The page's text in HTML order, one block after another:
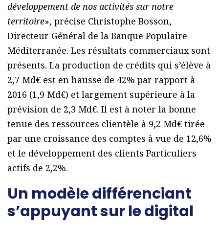
développement de nos activités sur notre
territoire», précise Christophe Bosson,
Directeur Général de la Banque Populaire
Méditerranée. Les résultats commerciaux sont
présents. La production de crédits qui s’élève à
2,7 Md€ est en hausse de 42% par rapport à
2016 (1,9 Md€) et largement supérieure à la
prévision de 2,3 Md€. Il est à noter la bonne
tenue des ressources clientèle à 9,2 Md€ tirée
par une croissance des comptes à vue de 12,6%
et le développement des clients Particuliers
actifs de 2,2%.
Un modèle différenciant
s’appuyant sur le digital